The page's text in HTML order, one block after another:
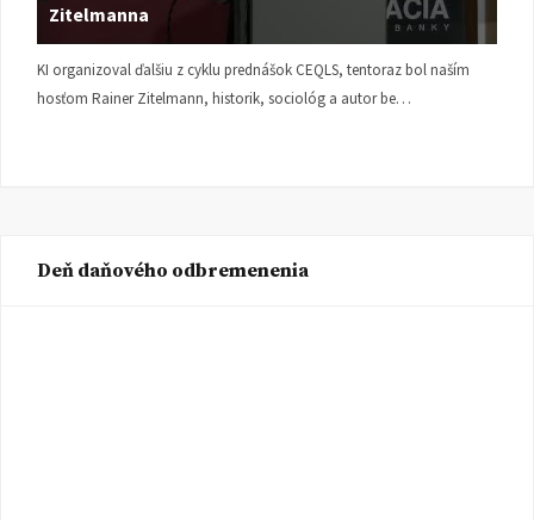
Zitelmanna
KI organizoval ďalšiu z cyklu prednášok CEQLS, tentoraz bol naším
hosťom Rainer Zitelmann, historik, sociológ a autor be…
Deň daňového odbremenenia